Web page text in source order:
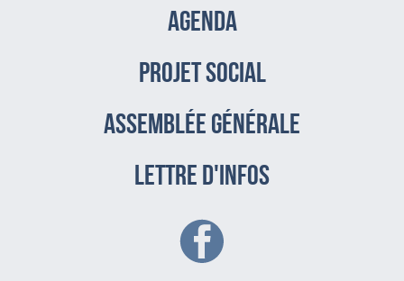
AGENDA
PROJET SOCIAL
assemblée générale
LETTRE D'INFOS